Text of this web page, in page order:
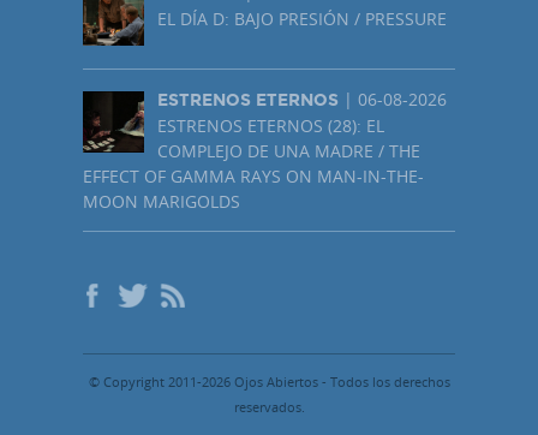
EL DÍA D: BAJO PRESIÓN / PRESSURE
ESTRENOS ETERNOS | 06-08-2026
ESTRENOS ETERNOS (28): EL
COMPLEJO DE UNA MADRE / THE
EFFECT OF GAMMA RAYS ON MAN-IN-THE-
MOON MARIGOLDS
© Copyright 2011-2026 Ojos Abiertos - Todos los derechos
reservados.